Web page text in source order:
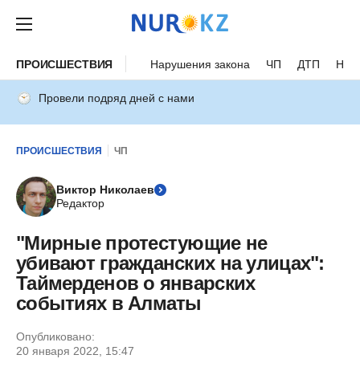
ПРОИСШЕСТВИЯ Нарушения закона ЧП ДТП
Провели подряд дней с нами
ПРОИСШЕСТВИЯ ЧП
Виктор Николаев
Редактор
"Мирные протестующие не
убивают гражданских на улицах":
Таймерденов о январских
событиях в Алматы
Опубликовано:
20 января 2022, 15:47